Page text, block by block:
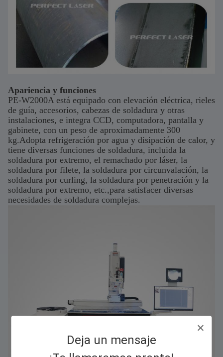
Deja un mensaje
Apariencia y funciones
PE-W2000A está equipado con elevación eléctrica, rieles
de guía, accesorios, cabezas de soldadura y otras
instalaciones, e integra CCD, computadora, pantalla y
gabinete, con un peso de aproximadamente 300
kg.Adopta refrigeración por agua y disipación de calor, y
tiene diversas funciones de soldadura, incluida la
soldadura por extremo, el remachado por láser, la
soldadura por filete, la soldadura por circunvalación, la
soldadura por curling, la soldadura por penetración y la
soldadura por extremo, etc.,para satisfacer diversas
necesidades de soldadura complejas.